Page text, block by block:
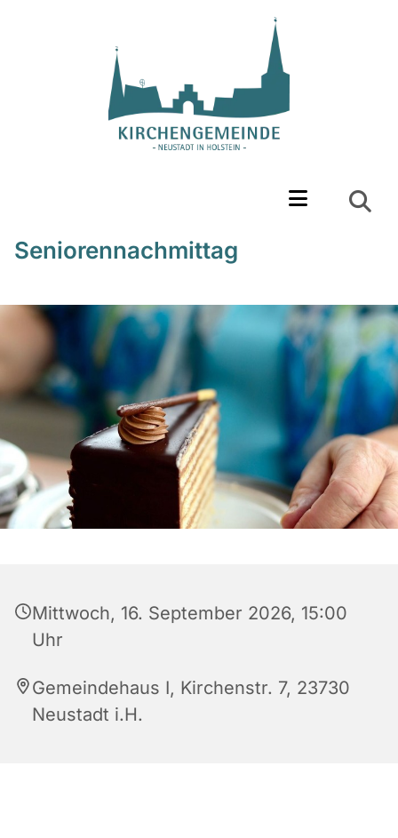
Seniorennachmittag
Mittwoch, 16. September 2026, 15:00
Uhr
Gemeindehaus I, Kirchenstr. 7, 23730
Neustadt i.H.